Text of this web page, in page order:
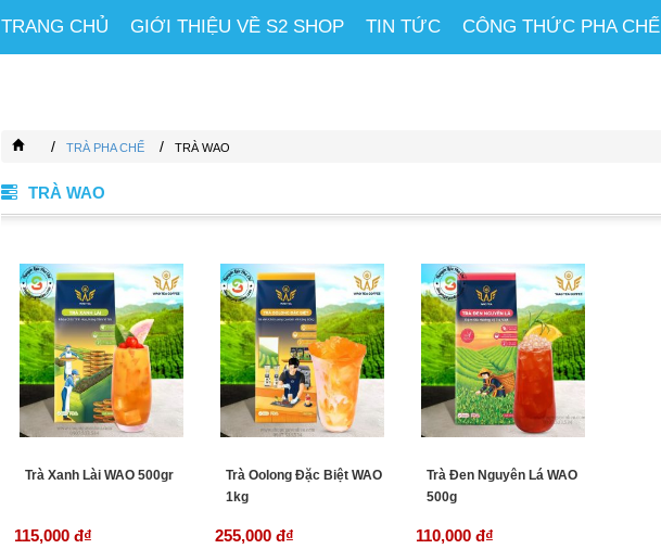
TRANG CHỦ GIỚI THIỆU VỀ S2 SHOP TIN TỨC CÔNG THỨC PHA CHẾ
/ TRÀ PHA CHẾ / TRÀ WAO
TRÀ WAO
Trà Xanh Lài WAO 500gr
115,000 đ₫
Trà Oolong Đặc Biệt WAO
1kg
255,000 đ₫
Trà Đen Nguyên Lá WAO
500g
110,000 đ₫